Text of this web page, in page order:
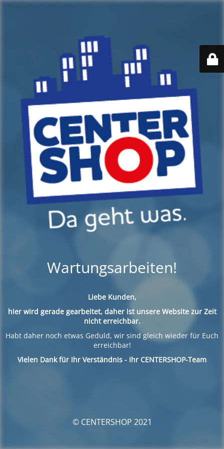
Wartungsarbeiten!
Liebe Kunden,
hier wird gerade gearbeitet, daher ist unsere Website zur Zeit
nicht erreichbar.
Habt daher noch etwas Geduld, wir sind gleich wieder für Euch
erreichbar!
Vielen Dank für Ihr Verständnis - Ihr CENTERSHOP-Team
© CENTERSHOP 2021